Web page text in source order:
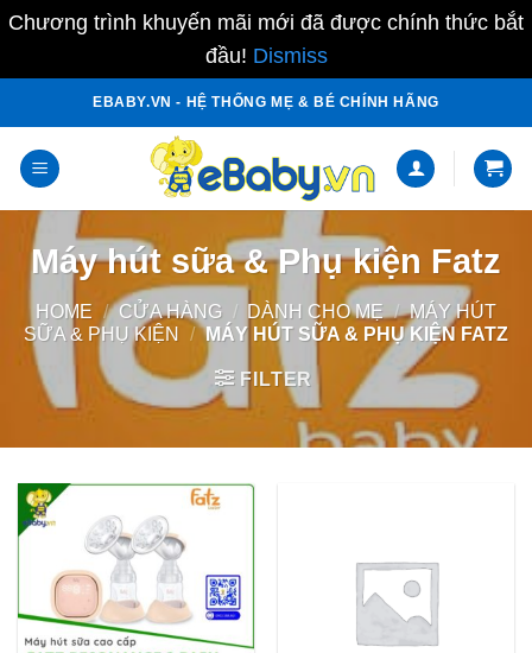
Chương trình khuyến mãi mới đã được chính thức bắt
đầu! Dismiss
content
EBABY.VN - HỆ THỐNG MẸ & BÉ CHÍNH HÃNG
Máy hút sữa & Phụ kiện Fatz
HOME / CỬA HÀNG / DÀNH CHO MẸ / MÁY HÚT
SỮA & PHỤ KIỆN
/ MÁY HÚT SỮA & PHỤ KIỆN FATZ
FILTER